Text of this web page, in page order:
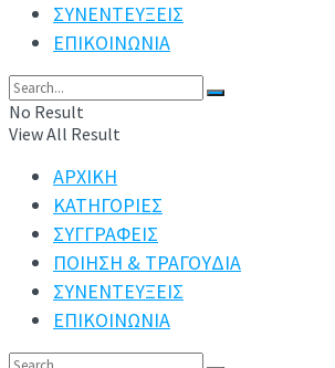
ΣΥΝΕΝΤΕΥΞΕΙΣ
ΕΠΙΚΟΙΝΩΝΙΑ
No Result
View All Result
ΑΡΧΙΚΗ
ΚΑΤΗΓΟΡΙΕΣ
ΣΥΓΓΡΑΦΕΙΣ
ΠΟΙΗΣΗ & ΤΡΑΓΟΥΔΙΑ
ΣΥΝΕΝΤΕΥΞΕΙΣ
ΕΠΙΚΟΙΝΩΝΙΑ